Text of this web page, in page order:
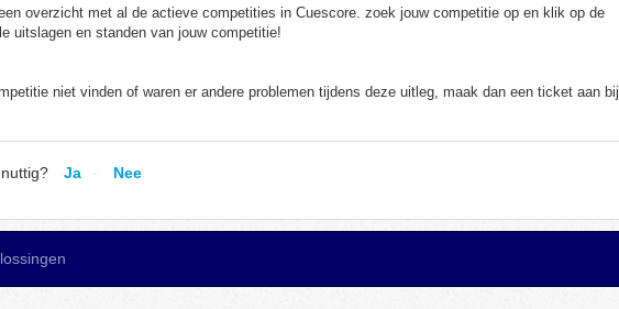
overzicht met al de actieve competities in Cuescore. zoek jouw competitie op en klik op de
uitslagen en standen van jouw competitie!
niet vinden of waren er andere problemen tijdens deze uitleg, maak dan een ticket aan bij
Ja Nee